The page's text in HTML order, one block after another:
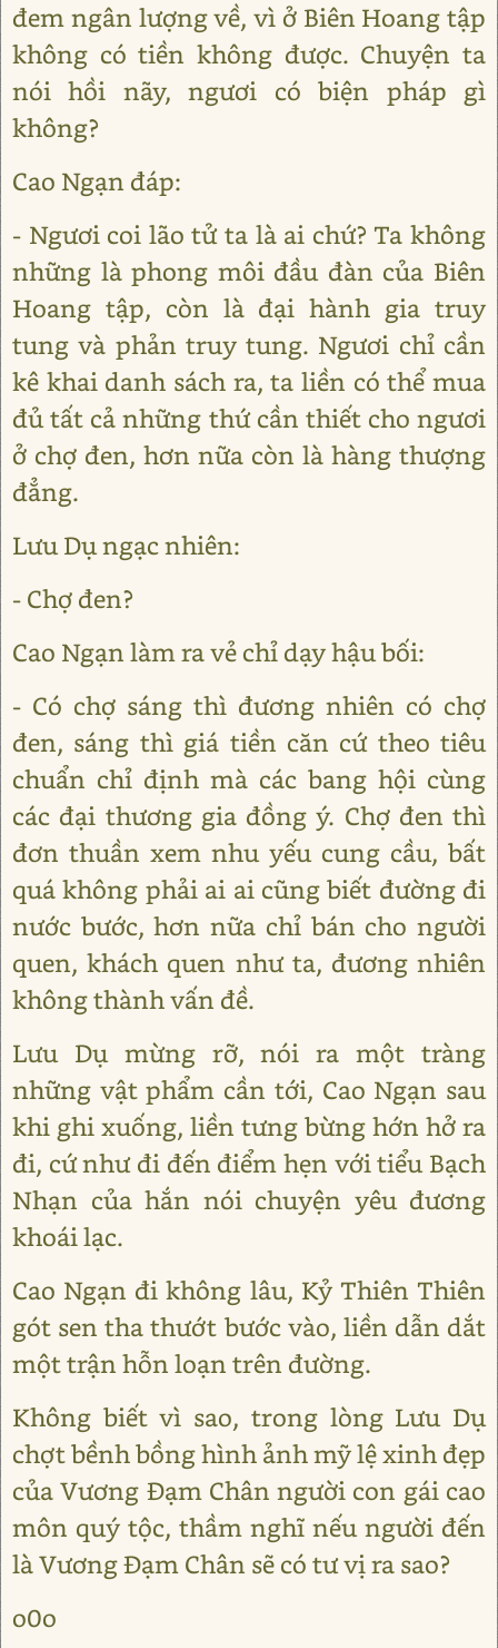
đem ngân lượng về, vì ở Biên Hoang tập
không có tiền không được. Chuyện ta
nói hồi nãy, ngươi có biện pháp gì
không?
Cao Ngạn đáp:
- Ngươi coi lão tử ta là ai chứ? Ta không
những là phong môi đầu đàn của Biên
Hoang tập, còn là đại hành gia truy
tung và phản truy tung. Ngươi chỉ cần
kê khai danh sách ra, ta liền có thể mua
đủ tất cả những thứ cần thiết cho ngươi
ở chợ đen, hơn nữa còn là hàng thượng
đẳng.
Lưu Dụ ngạc nhiên:
- Chợ đen?
Cao Ngạn làm ra vẻ chỉ dạy hậu bối:
- Có chợ sáng thì đương nhiên có chợ
đen, sáng thì giá tiền căn cứ theo tiêu
chuẩn chỉ định mà các bang hội cùng
các đại thương gia đồng ý. Chợ đen thì
đơn thuần xem nhu yếu cung cầu, bất
quá không phải ai ai cũng biết đường đi
nước bước, hơn nữa chỉ bán cho người
quen, khách quen như ta, đương nhiên
không thành vấn đề.
Lưu Dụ mừng rỡ, nói ra một tràng
những vật phẩm cần tới, Cao Ngạn sau
khi ghi xuống, liền tưng bừng hớn hở ra
đi, cứ như đi đến điểm hẹn với tiểu Bạch
Nhạn của hắn nói chuyện yêu đương
khoái lạc.
Cao Ngạn đi không lâu, Kỷ Thiên Thiên
gót sen tha thướt bước vào, liền dẫn dắt
một trận hỗn loạn trên đường.
Không biết vì sao, trong lòng Lưu Dụ
chợt bềnh bồng hình ảnh mỹ lệ xinh đẹp
của Vương Đạm Chân người con gái cao
môn quý tộc, thầm nghĩ nếu người đến
là Vương Đạm Chân sẽ có tư vị ra sao?
o0o